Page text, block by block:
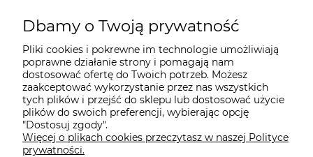
Moje konto
O firmie
Czerwona Dynia|ul. Konarskiego 9a| 66-200 Świebodzin |
Dbamy o Twoją prywatność
Pliki cookies i pokrewne im technologie umożliwiają
poprawne działanie strony i pomagają nam
dostosować ofertę do Twoich potrzeb. Możesz
zaakceptować wykorzystanie przez nas wszystkich
tych plików i przejść do sklepu lub dostosować użycie
plików do swoich preferencji, wybierając opcję
"Dostosuj zgody".
Więcej o plikach cookies przeczytasz w naszej Polityce
prywatności.